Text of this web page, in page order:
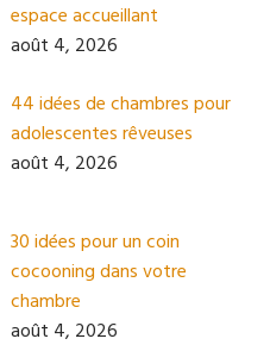
espace accueillant
août 4, 2026
44 idées de chambres pour
adolescentes rêveuses
août 4, 2026
30 idées pour un coin
cocooning dans votre
chambre
août 4, 2026